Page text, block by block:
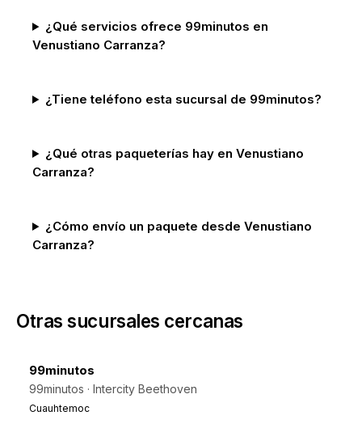
¿Qué servicios ofrece 99minutos en
Venustiano Carranza?
¿Tiene teléfono esta sucursal de 99minutos?
¿Qué otras paqueterías hay en Venustiano
Carranza?
¿Cómo envío un paquete desde Venustiano
Carranza?
Otras sucursales cercanas
99minutos
99minutos · Intercity Beethoven
Cuauhtemoc